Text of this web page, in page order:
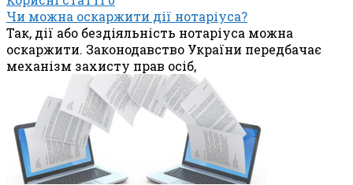
Чи можна оскаржити дії нотаріуса?
Так, дії або бездіяльність нотаріуса можна
оскаржити. Законодавство України передбачає
механізм захисту прав осіб,